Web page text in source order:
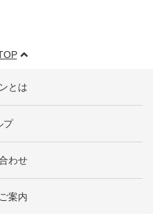
とは
プ
わせ
案内